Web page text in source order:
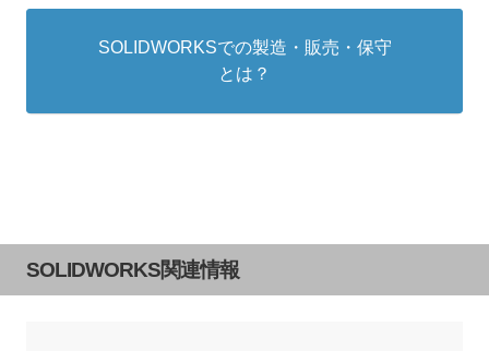
SOLIDWORKSでの製造・販売・保守
とは？
SOLIDWORKS関連情報